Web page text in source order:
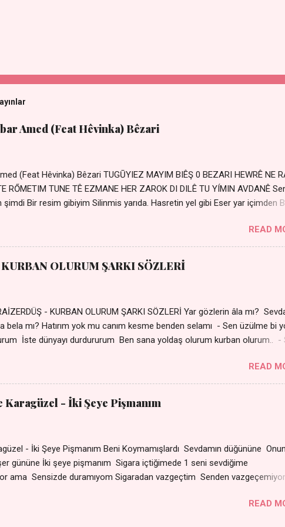
Amed (Feat Hêvinka) Bêzari
(Feat Hêvinka) Bêzari TUGŪYIEZ MAYIM BIÊŞ 0 BEZARI HEWRÊ NE
RŐMETIM TUNE TÊ EZMANE HER ZAROK DI DILÊ TU YÍMIN AVDANÊ
şimdi Bir resim gibiyim Silinmis yarıda. Hasretin yel gibi Eser yar içimden
min Ez ji payizim Li dile şevên min Teng e nefes im Adını sayıklar
her sabahım Sessiz ve kederli
READ
OLURUM ŞARKI SÖZLERİ
- KURBAN OLURUM ŞARKI SÖZLERİ Yar gözlerin âla mı?
bela mı? Hatırım yok mu canım kesme benden selamı - Sen üzülme bi
İste dünyayı durdururum Ben sana yoldaş olurum kurban olurum.. -
Can canım cananım Yar gözlerin kara mı? Şu cefalar reva mı?
almış Sen de bana varman mı? - Sen üzülme bi yol bulurum İste
Ben sana yoldaş olurum kurban olurum.. - Sen gülümse bi yol
Yaslanırsan dağ olurum Ben sana sevda olurum kurban olurum Can
READ
Karagüzel - İki Şeye Pişmanım
- İki Şeye Pişmanım Beni Koymamışlardı Sevdamın düğününe
gününe İki şeye pişmanım Sigara içtiğimede 1 seni
ama Sensizde duramıyom Sigaradan vazgeçtim Senden
Senle olmuyor ama Sensizde duramıyom Sigaradan
READ